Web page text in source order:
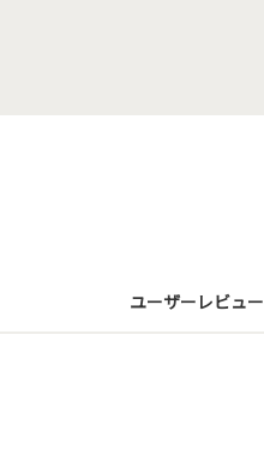
ユーザーレビュー